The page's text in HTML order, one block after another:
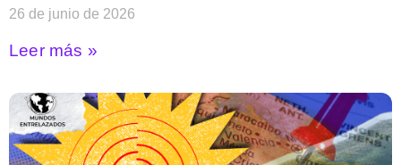
26 de junio de 2026
Leer más »